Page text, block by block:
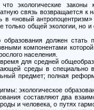
экологические законы
связь возвращается к
в «новый
общей экологии, но и
образования должен стать
компонентами
населения.
для средней
среды в специально
предмет; полная
экологическое
составляют два
и человека, о путях